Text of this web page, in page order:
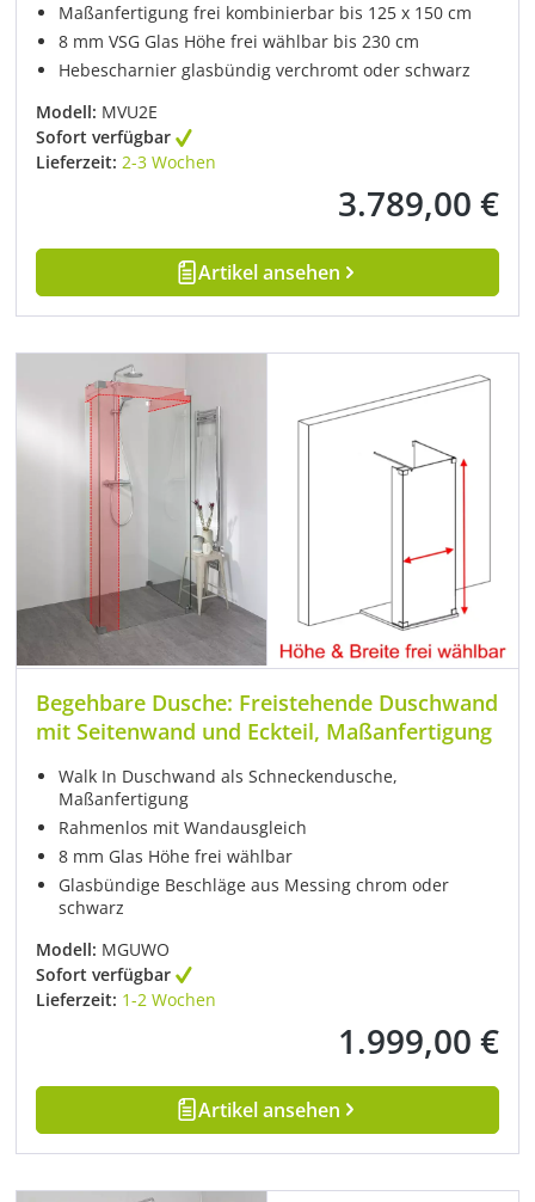
Maßanfertigung frei kombinierbar bis 125 x 150 cm
8 mm VSG Glas Höhe frei wählbar bis 230 cm
Hebescharnier glasbündig verchromt oder schwarz
Modell: MVU2E
Sofort verfügbar
Lieferzeit: 2-3 Wochen
Regulärer Preis:
3.789,00 €
Artikel ansehen
Begehbare Dusche: Freistehende Duschwand
mit Seitenwand und Eckteil, Maßanfertigung
Walk In Duschwand als Schneckendusche,
Maßanfertigung
Rahmenlos mit Wandausgleich
8 mm Glas Höhe frei wählbar
Glasbündige Beschläge aus Messing chrom oder
schwarz
Modell: MGUWO
Sofort verfügbar
Lieferzeit: 1-2 Wochen
Regulärer Preis:
1.999,00 €
Artikel ansehen